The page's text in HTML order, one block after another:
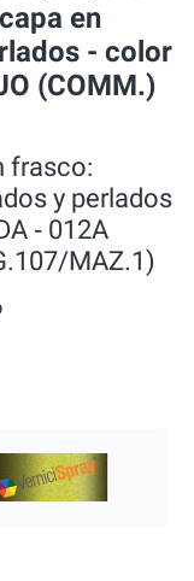
en
- color
(COMM.)
frasco:
y perlados
‐ 012A
MAZ.1)